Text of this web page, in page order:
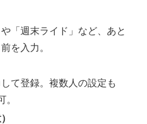
「週末ライド」など、あと
を入力。
て登録。複数人の設定も
。